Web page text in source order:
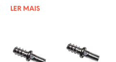
LER MAIS